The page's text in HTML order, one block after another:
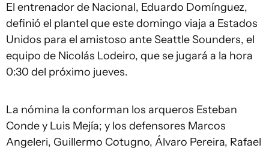
El entrenador de Nacional, Eduardo Domínguez,
definió el plantel que este domingo viaja a Estados
Unidos para el amistoso ante Seattle Sounders, el
equipo de Nicolás Lodeiro, que se jugará a la hora
0:30 del próximo jueves.
La nómina la conforman los arqueros Esteban
Conde y Luis Mejía; y los defensores Marcos
Angeleri, Guillermo Cotugno, Álvaro Pereira, Rafael